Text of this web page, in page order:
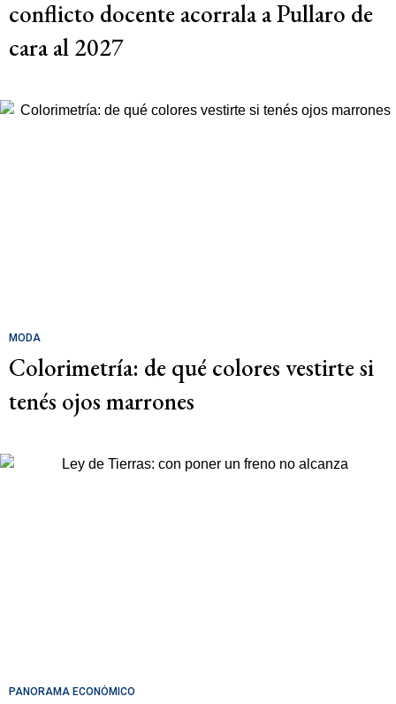
conflicto docente acorrala a Pullaro de
cara al 2027
MODA
Colorimetría: de qué colores vestirte si
tenés ojos marrones
PANORAMA ECONÓMICO